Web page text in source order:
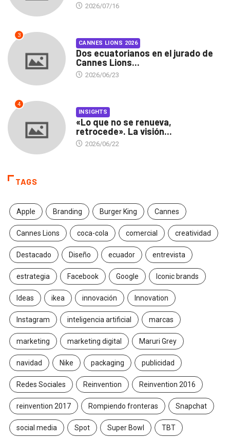
2026/07/16
3
CANNES LIONS 2026
Dos ecuatorianos en el jurado de
Cannes Lions...
2026/06/23
4
INSIGHTS
«Lo que no se renueva,
retrocede». La visión...
2026/06/22
TAGS
Apple Branding Burger King Cannes
Cannes Lions coca-cola comercial creatividad
Destacado Diseño ecuador entrevista
estrategia Facebook Google Iconic brands
Ideas ikea innovación Innovation
Instagram inteligencia artificial marcas
marketing marketing digital Maruri Grey
navidad Nike packaging publicidad
Redes Sociales Reinvention Reinvention 2016
reinvention 2017 Rompiendo fronteras Snapchat
social media Spot Super Bowl TBT